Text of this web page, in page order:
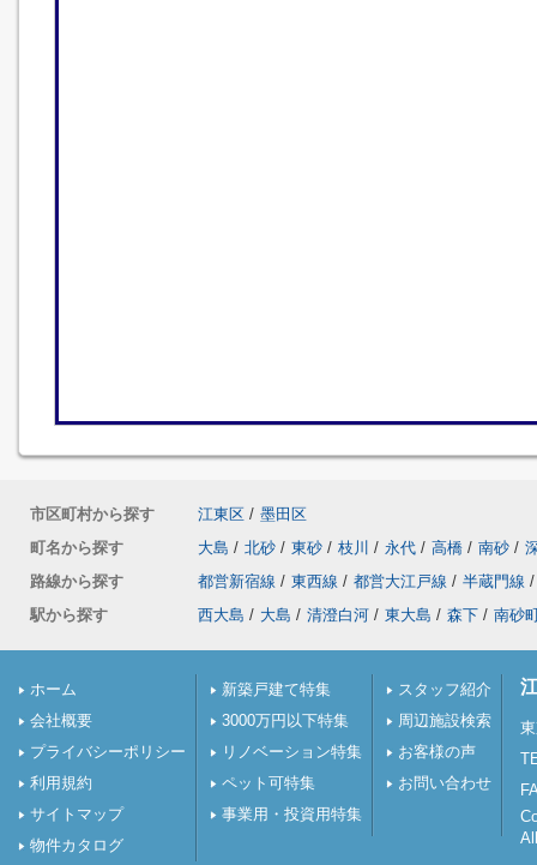
市区町村から探す 江東区 / 墨田区
町名から探す
大島 / 北砂 / 東砂 / 枝川 / 永代 / 高橋 / 南砂 /
路線から探す
都営新宿線 / 東西線 / 都営大江戸線 / 半蔵門線 /
駅から探す
西大島 / 大島 / 清澄白河 / 東大島 / 森下 / 南砂
ホーム
会社概要
プライバシーポリシー
利用規約
サイトマップ
物件カタログ
新築戸建て特集
3000万円以下特集
リノベーション特集
ペット可特集
事業用・投資用特集
スタッフ紹介
周辺施設検索
お客様の声
お問い合わせ